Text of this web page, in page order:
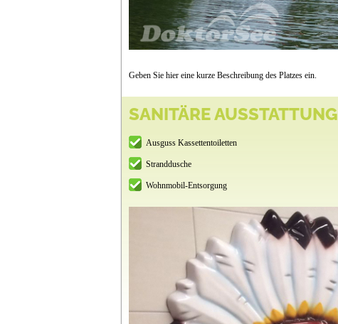
Geben Sie hier eine kurze Beschreibung des Platzes ein.
SANITÄRE AUSSTATTUNG
Ausguss Kassettentoiletten
Stranddusche
Wohnmobil-Entsorgung